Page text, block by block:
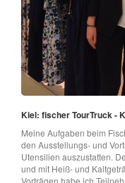
Kiel: fischer TourTruck -
Meine Aufgaben beim
den Ausstellungs- und
Utensilien auszustatten.
und mit Heiß- und